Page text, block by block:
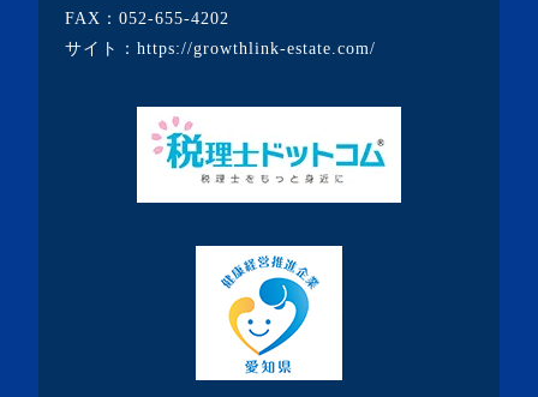
・2020年9月(8記事)
・2020年8月(5記事)
・2020年7月(6記事)
・2020年6月(9記事)
・2020年5月(5記事)
・2020年3月(7記事)
・2020年2月(3記事)
FAX：052-655-4202
サイト： https://growthlink-estate.com/